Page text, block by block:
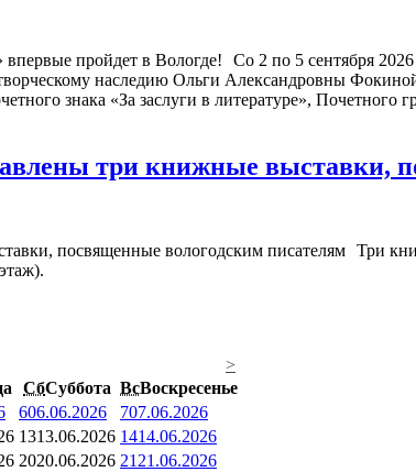
Со 2 по 5 сентября
наследию Ольги Александровны
знака «За заслуги в литературе», Почетного
три книжные выставки,
Три
>
СбСуббота ВсВоскресенье
606.06.2026 707.06.2026
1313.06.2026 1414.06.2026
2020.06.2026 21 21.06.2026